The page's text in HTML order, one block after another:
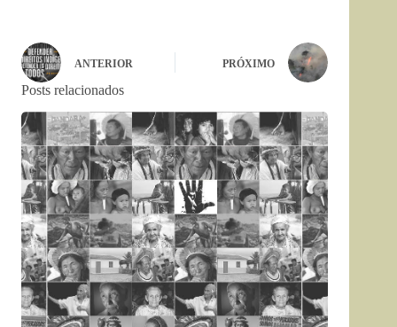
ANTERIOR PRÓXIMO
Posts relacionados